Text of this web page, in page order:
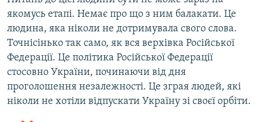
якомусь етапі. Немає про що з ним балакати. Це
людина, яка ніколи не дотримувала свого слова.
Точнісінько так само, як вся верхівка Російської
Федерації. Це політика Російської Федерації
стосовно України, починаючи від дня
проголошення незалежності. Це зграя людей, які
ніколи не хотіли відпускати Україну зі своєї орбіти.